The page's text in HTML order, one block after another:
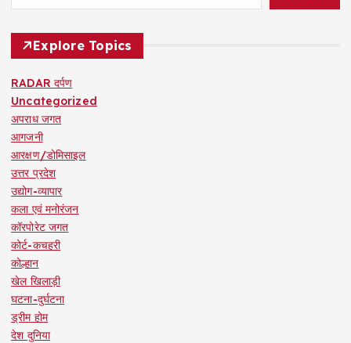
Explore Topics
RADAR दर्पण
Uncategorized
अपराध जगत
आगजनी
आरक्षण/डोमिसाइल
उत्तर प्रदेश
उद्योग-व्यापार
कला एवं मनोरंजन
कॉरपोरेट जगत
कोर्ट-कचहरी
कोल्हान
खेल खिलाड़ी
घटना-दुर्घटना
ड्रीम होम
देश दुनिया